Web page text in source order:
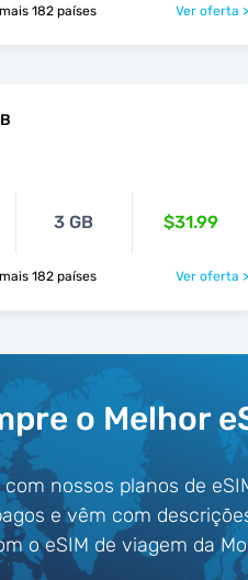
🇭🇳 e mais 182 países Ver oferta >
3 GB $31.99
🇭🇳 e mais 182 países Ver oferta >
o Melhor
nossos planos de
e vêm com
o eSIM de viagem da